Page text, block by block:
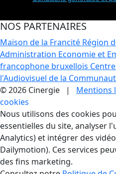
NOS PARTENAIRES
Maison de la Francité Région
Administration Economie et
francophone bruxellois
l'Audiovisuel de la
© 2026 Cinergie | Mentions
cookies
Gestion des
Nous utilisons des cookies
essentielles du site, analyser
Analytics) et intégrer des
Dailymotion). Ces services
des fins marketing.